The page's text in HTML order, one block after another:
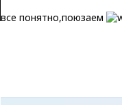
все понятно,поюзаем